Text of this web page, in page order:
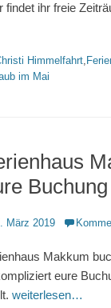
ihr freie
Himmelfahrt,
im Mai
März 2019
Makkum
eure
weiterlesen…